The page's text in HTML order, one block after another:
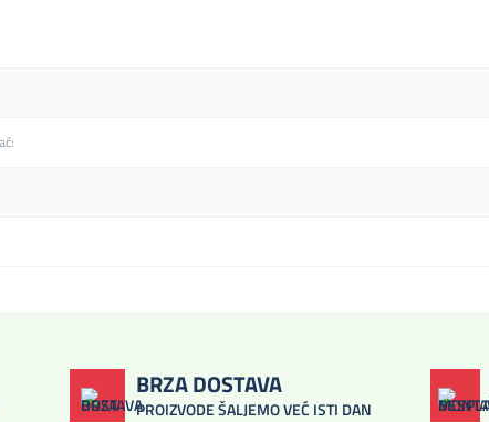
BRZA DOSTAVA
PROIZVODE ŠALJEMO VEĆ ISTI DAN